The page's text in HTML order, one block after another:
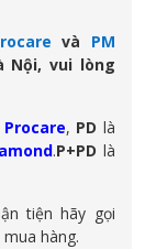
và PM
Nội, vui lòng
Procare, PD là
.P+PD là
tiện hãy gọi
hàng.